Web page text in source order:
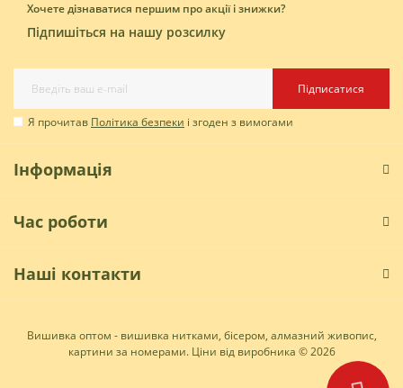
Хочете дізнаватися першим про акції і знижки?
Підпишіться на нашу розсилку
Підписатися
Я прочитав Політика безпеки і згоден з вимогами
Інформація
Час роботи
Наші контакти
Вишивка оптом - вишивка нитками, бісером, алмазний живопис,
картини за номерами. Ціни від виробника © 2026